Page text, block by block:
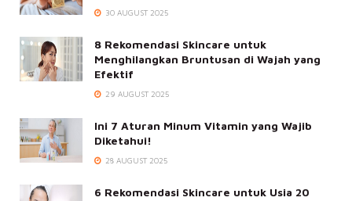
30 AUGUST 2025
8 Rekomendasi Skincare untuk
Menghilangkan Bruntusan di Wajah yang
Efektif
29 AUGUST 2025
Ini 7 Aturan Minum Vitamin yang Wajib
Diketahui!
28 AUGUST 2025
6 Rekomendasi Skincare untuk Usia 20